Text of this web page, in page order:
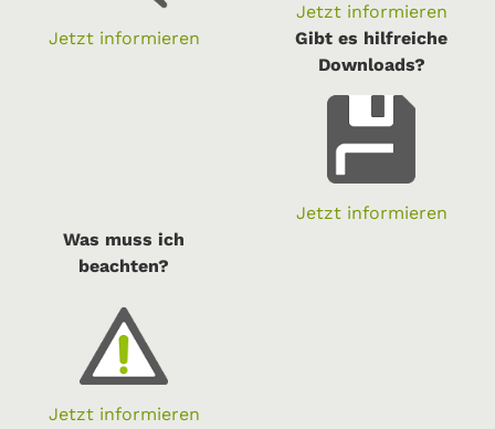
Jetzt informieren
Jetzt informieren
Gibt es hilfreiche
Downloads?
Jetzt informieren
Was muss ich
beachten?
Jetzt informieren